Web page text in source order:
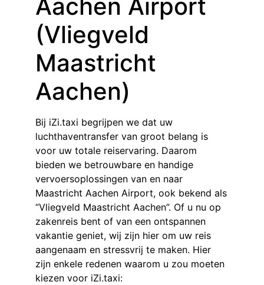
Aachen Airport
(Vliegveld
Maastricht
Aachen)
Bij iZi.taxi begrijpen we dat uw
luchthaventransfer van groot belang is
voor uw totale reiservaring. Daarom
bieden we betrouwbare en handige
vervoersoplossingen van en naar
Maastricht Aachen Airport, ook bekend als
“Vliegveld Maastricht Aachen”. Of u nu op
zakenreis bent of van een ontspannen
vakantie geniet, wij zijn hier om uw reis
aangenaam en stressvrij te maken. Hier
zijn enkele redenen waarom u zou moeten
kiezen voor iZi.taxi: